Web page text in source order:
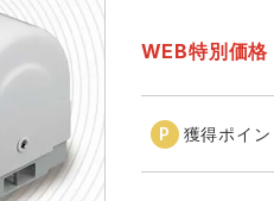
ント加工対象商品
ント加工対象商品
サーヴォ
WEB特別価格
獲得ポイン